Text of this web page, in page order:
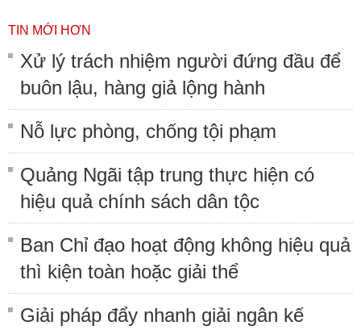
TIN MỚI HƠN
Xử lý trách nhiệm người đứng đầu để
buôn lậu, hàng giả lộng hành
Nỗ lực phòng, chống tội phạm
Quảng Ngãi tập trung thực hiện có
hiệu quả chính sách dân tộc
Ban Chỉ đạo hoạt động không hiệu quả
thì kiện toàn hoặc giải thể
Giải pháp đẩy nhanh giải ngân kế